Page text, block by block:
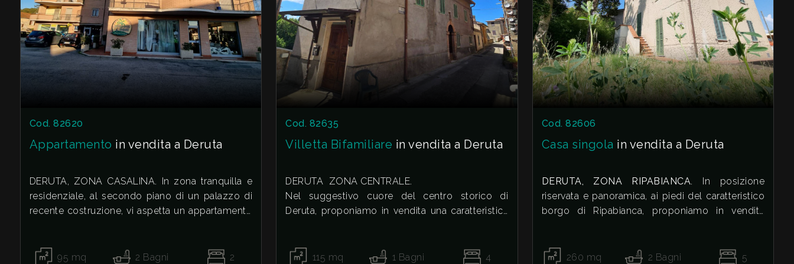
Ideale per chi desidera un'abitazione pronta
all'uso, in contesto ben servito in vicinanza a
scuole, poste, banca, supermercato e forni.
Cod. 82620
Appartamento in vendita a Deruta
DERUTA, ZONA CASALINA. In zona tranquilla e
residenziale, al secondo piano di un palazzo di
recente costruzione, vi aspetta un appartamento
della casa: uno spazio caldo e conviviale, ideale
95 mq 2 Bagni 2
Cod. 82635
Villetta Bifamiliare in vendita a Deruta
DERUTA  ZONA CENTRALE.
Nel suggestivo cuore del centro storico di
Deruta, proponiamo in vendita una caratteristica
L'immobile si sviluppa su tre livelli ed è dotato di
115 mq 1 Bagni 4
Cod. 82606
Casa singola in vendita a Deruta
DERUTA, ZONA RIPABIANCA. In posizione
riservata e panoramica, ai piedi del caratteristico
borgo di Ripabianca, proponiamo in vendita
L'immobile, disposto su tre livelli, si distingue per
260 mq 2 Bagni 5
Giardino
Posto auto/Box
Ascensore
Nuova costruzione